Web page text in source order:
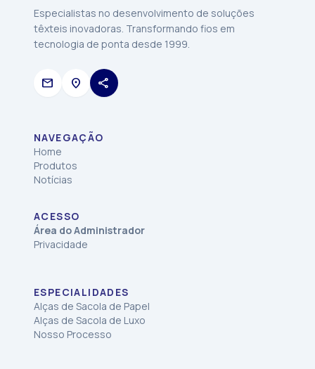
Especialistas no desenvolvimento de soluções
têxteis inovadoras. Transformando fios em
tecnologia de ponta desde 1999.
mail location_on share
NAVEGAÇÃO
Home
Produtos
Notícias
ACESSO
Área do Administrador
Privacidade
ESPECIALIDADES
Alças de Sacola de Papel
Alças de Sacola de Luxo
Nosso Processo